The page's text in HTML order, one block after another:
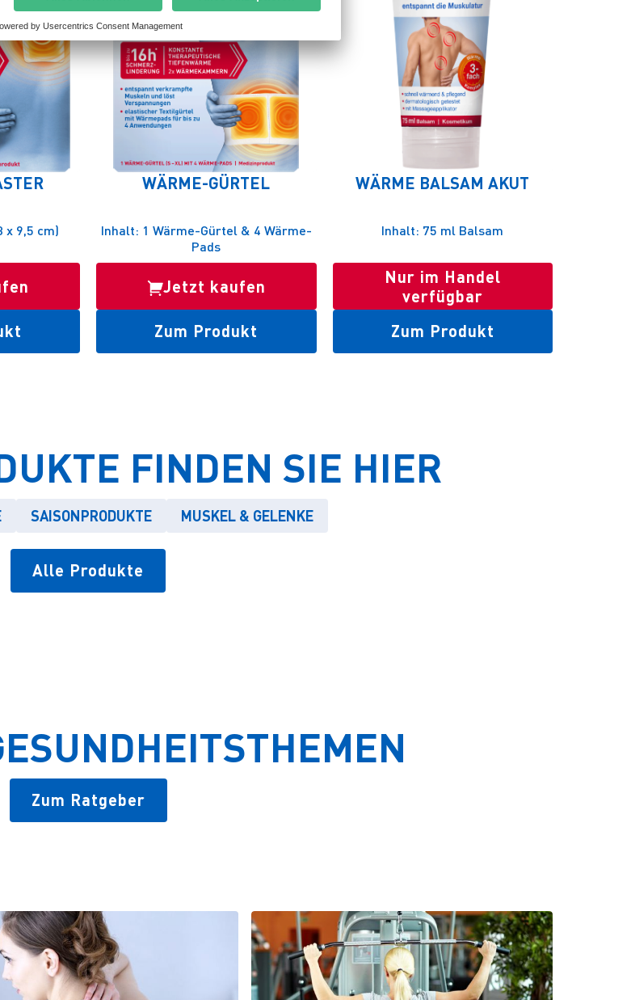
9,5 cm)
WÄRME-GÜRTEL
Inhalt: 1 Wärme-Gürtel & 4 Wärme-
Pads
Jetzt kaufen
Zum Produkt
WÄRME BALSAM AKUT
Inhalt: 75 ml Balsam
Nur im Handel
verfügbar
Zum Produkt
FINDEN SIE HIER
SAISONPRODUKTE MUSKEL & GELENKE
Alle Produkte
Zum Ratgeber